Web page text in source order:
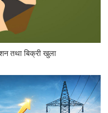
तथा बिक्री खुला